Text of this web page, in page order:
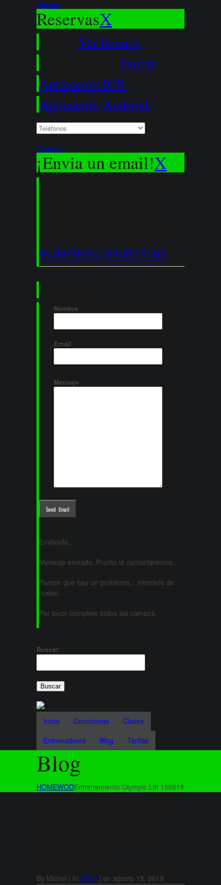
Horario
ReservasX
Ver horario
Entrar
Aplicación IOS
Aplicación Android
Contacto
¡Envia un email!X
910849952 640835165
Nombre
Email
Mensaje
Enviando...
Mensaje enviado. Pronto le contactaremos.
Parece que hay un problema... intentele de
nuevo.
Por favor complete todos los campos.
Buscar:
Inicio Conócenos
Clases
Entrenadores
Blog Tarifas
Blog
HOMEWODEntrenamiento Olympic Lift 150819
By Michel | In WOD | on agosto 15, 2019